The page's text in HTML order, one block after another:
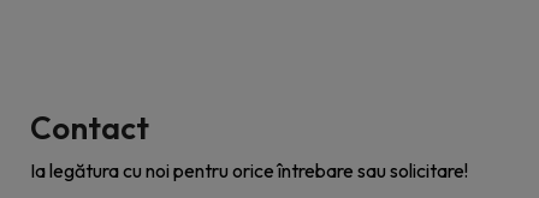
Contact
Ia legătura cu noi pentru orice întrebare sau solicitare!